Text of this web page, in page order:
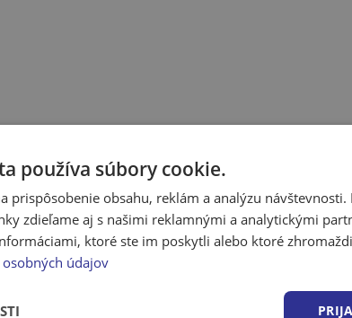
používa súbory cookie.
prispôsobenie obsahu, reklám a analýzu
zdieľame aj s našimi reklamnými a analytickými
ktoré ste im poskytli alebo ktoré
údajov